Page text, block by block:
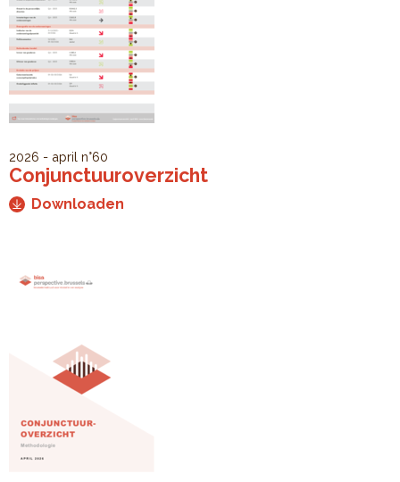
2026 - april n°60
Conjunctuuroverzicht
Downloaden